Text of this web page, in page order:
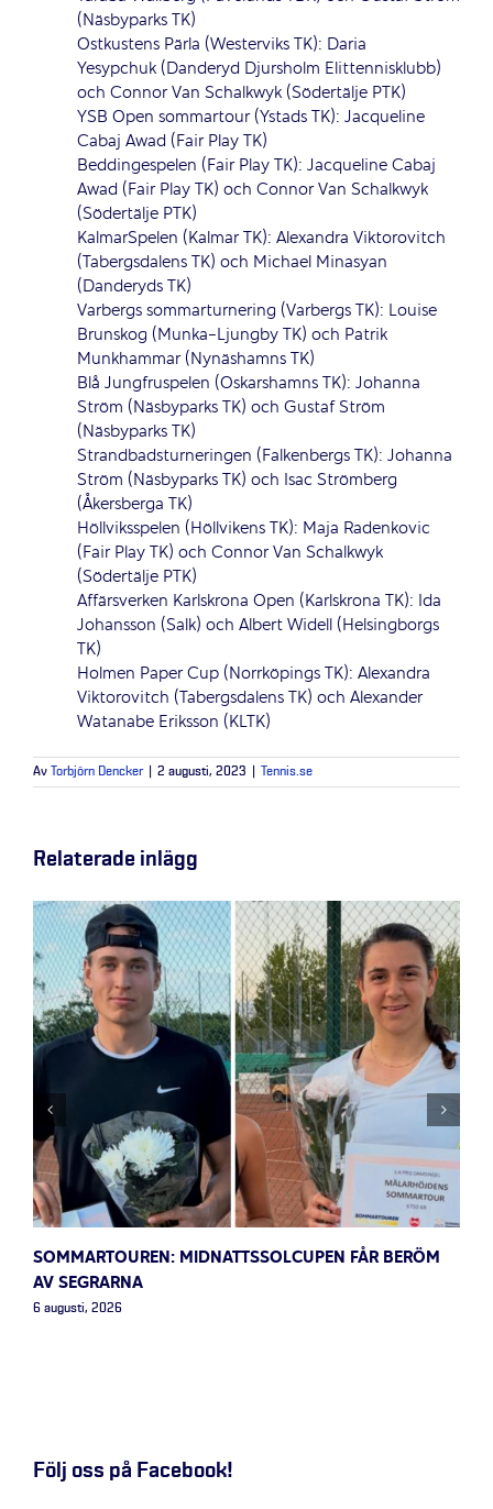
(Näsbyparks TK)
Ostkustens Pärla (Westerviks TK): Daria
Yesypchuk (Danderyd Djursholm Elittennisklubb)
och Connor Van Schalkwyk (Södertälje PTK)
YSB Open sommartour (Ystads TK): Jacqueline
Cabaj Awad (Fair Play TK)
Beddingespelen (Fair Play TK): Jacqueline Cabaj
Awad (Fair Play TK) och Connor Van Schalkwyk
(Södertälje PTK)
KalmarSpelen (Kalmar TK): Alexandra Viktorovitch
(Tabergsdalens TK) och Michael Minasyan
(Danderyds TK)
Varbergs sommarturnering (Varbergs TK): Louise
Brunskog (Munka-Ljungby TK) och Patrik
Munkhammar (Nynäshamns TK)
Blå Jungfruspelen (Oskarshamns TK): Johanna
Ström (Näsbyparks TK) och Gustaf Ström
(Näsbyparks TK)
Strandbadsturneringen (Falkenbergs TK): Johanna
Ström (Näsbyparks TK) och Isac Strömberg
(Åkersberga TK)
Höllviksspelen (Höllvikens TK): Maja Radenkovic
(Fair Play TK) och Connor Van Schalkwyk
(Södertälje PTK)
Affärsverken Karlskrona Open (Karlskrona TK): Ida
Johansson (Salk) och Albert Widell (Helsingborgs
TK)
Holmen Paper Cup (Norrköpings TK): Alexandra
Viktorovitch (Tabergsdalens TK) och Alexander
Watanabe Eriksson (KLTK)
Av Torbjörn Dencker 2 augusti, 2023 Tennis.se
Relaterade inlägg
SOMMARTOUREN: MIDNATTSSOLCUPEN FÅR BERÖM
AV SEGRARNA
6 augusti, 2026
Följ oss på Facebook!